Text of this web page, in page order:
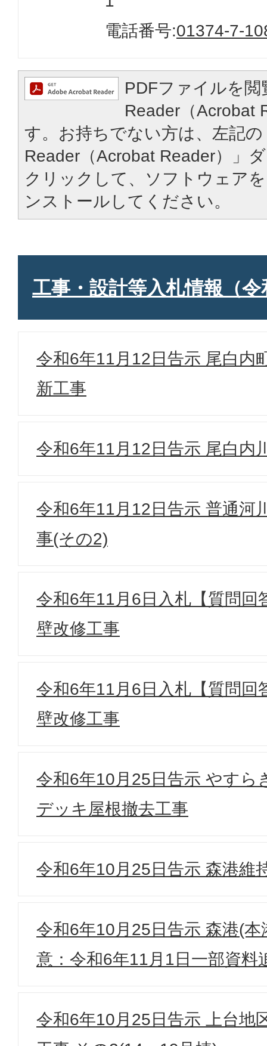
電話番号:01374-7-
PDFファイルを
Reader（Acrobat
す。お持ちでない方は、左記
Reader（Acrobat Reader）」
クリックして、ソフトウェア
ンストールしてください。
工事・設計等入札情報（令
令和6年11月12日告示 尾白内
新工事
令和6年11月12日告示 尾白内
令和6年11月12日告示 普通河
事(その2)
令和6年11月6日入札【質問回
壁改修工事
令和6年11月6日入札【質問回
壁改修工事
令和6年10月25日告示 やすら
デッキ屋根撤去工事
令和6年10月25日告示 森港維
令和6年10月25日告示 森港(
意：令和6年11月1日一部資料
令和6年10月25日告示 上台地